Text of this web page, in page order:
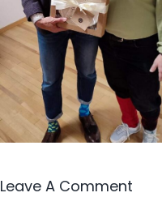
Leave A Comment